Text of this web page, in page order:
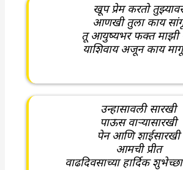
खूप प्रेम करतो तुझ्यावर
आणखी तुला काय
तू आयुष्यभर फक्त माझी
याशिवाय अजून काय
उन्हासावली सारखी
पाऊस वाऱ्यासारखी
पेन आणि शाईसारखी
आमची प्रीत
वाढदिवसाच्या हार्दिक